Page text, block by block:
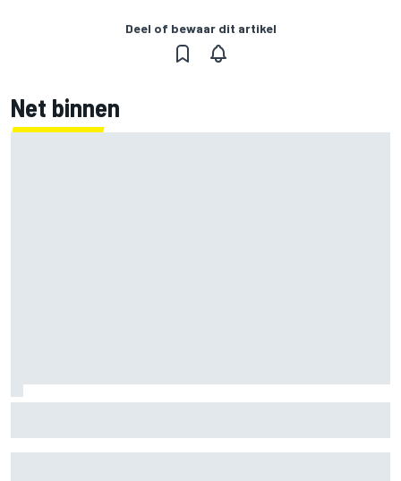
Deel of bewaar dit artikel
Net binnen